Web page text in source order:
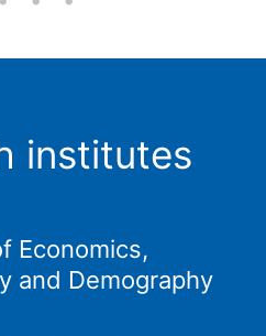
institutes
Economics,
and Demography